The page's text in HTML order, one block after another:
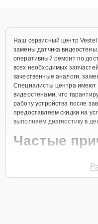
Наш сервисный центр Vestel
замены датчика
оперативный ремонт по
всех необходимых
качественные аналоги,
Специалисты центра имеют
видеостенами, что
работу устройства после
предоставляем скидки на
выполняем диагностику в
Частые
Выход из строя